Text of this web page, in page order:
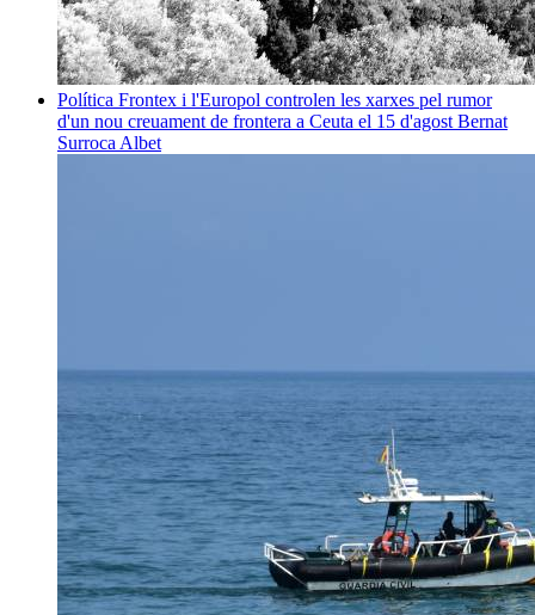
Política Frontex i l'Europol controlen les xarxes pel rumor
d'un nou creuament de frontera a Ceuta el 15 d'agost Bernat
Surroca Albet